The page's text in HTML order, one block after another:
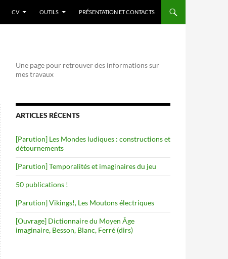
CV OUTILS PRÉSENTATION ET CONTACTS
Une page pour retrouver des informations sur
mes travaux
ARTICLES RÉCENTS
[Parution] Les Mondes ludiques : constructions et
détournements
[Parution] Temporalités et imaginaires du jeu
50 publications !
[Parution] Vikings!, Les Moutons électriques
[Ouvrage] Dictionnaire du Moyen Âge
imaginaire, Besson, Blanc, Ferré (dirs)